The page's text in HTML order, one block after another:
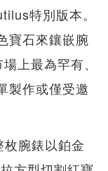
特別版本。
寶石來鑲嵌腕
上最為罕有、
製作或僅受邀
腕錶以鉑金